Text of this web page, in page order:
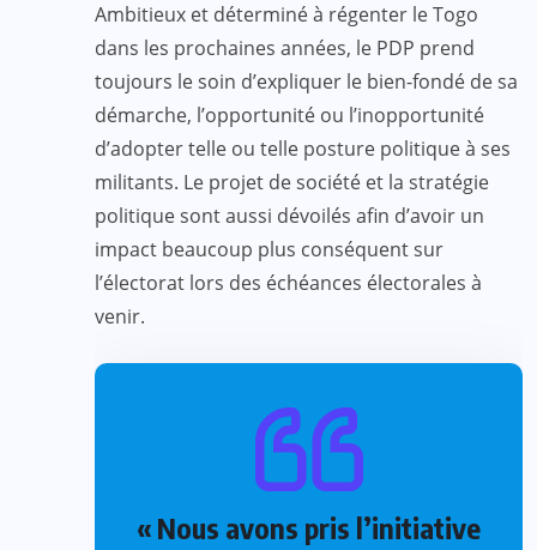
Ambitieux et déterminé à régenter le Togo
dans les prochaines années, le PDP prend
toujours le soin d’expliquer le bien-fondé de sa
démarche, l’opportunité ou l’inopportunité
d’adopter telle ou telle posture politique à ses
militants. Le projet de société et la stratégie
politique sont aussi dévoilés afin d’avoir un
impact beaucoup plus conséquent sur
l’électorat lors des échéances électorales à
venir.
« Nous avons pris l’initiative